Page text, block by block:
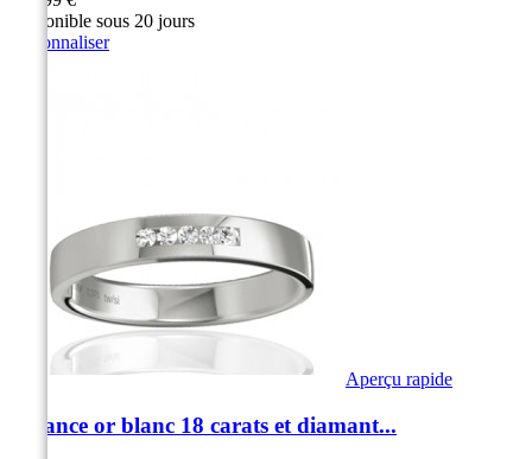
Disponible sous 20 jours
Personnaliser
Aperçu rapide
Alliance or blanc 18 carats et diamant...